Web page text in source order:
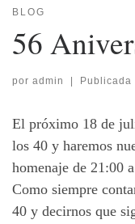
BLOG
56
por admin Publicada
El próximo 18 de
los 40 y haremos
homenaje de 21:00
Como siempre
40 y decirnos que